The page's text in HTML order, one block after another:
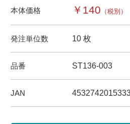
本体価格 ￥140 （税別）
発注単位数 10 枚
品番 ST136-003
JAN